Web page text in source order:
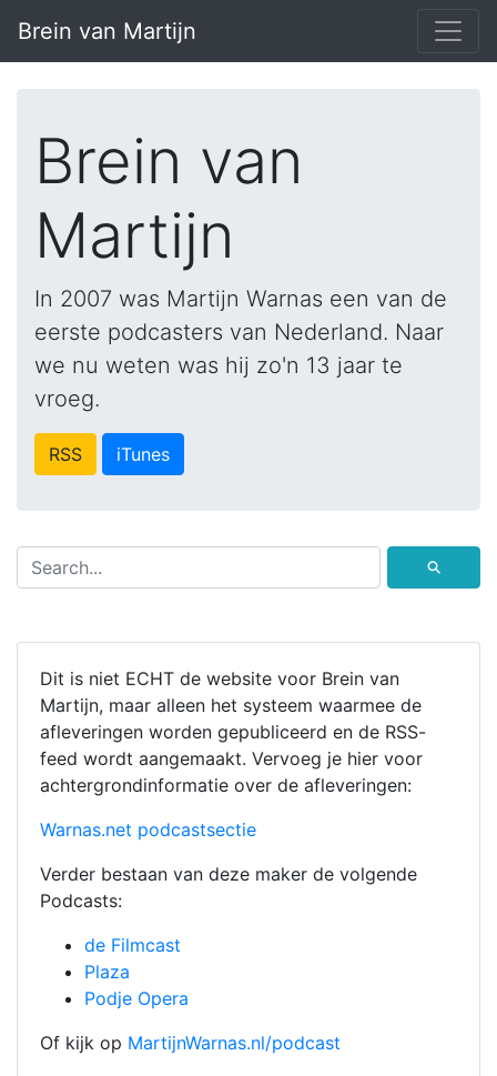
Brein van Martijn
Brein van
Martijn
In 2007 was Martijn Warnas een van de
eerste podcasters van Nederland. Naar
we nu weten was hij zo'n 13 jaar te
vroeg.
RSS iTunes
⚲
Dit is niet ECHT de website voor Brein van
Martijn, maar alleen het systeem waarmee de
afleveringen worden gepubliceerd en de RSS-
feed wordt aangemaakt. Vervoeg je hier voor
achtergrondinformatie over de afleveringen:
Warnas.net podcastsectie
Verder bestaan van deze maker de volgende
Podcasts:
de Filmcast
Plaza
Podje Opera
Of kijk op MartijnWarnas.nl/podcast